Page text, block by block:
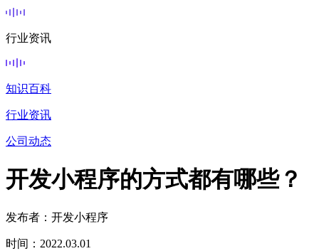
行业资讯
知识百科
行业资讯
公司动态
开发小程序的方式都有哪些？
发布者：开发小程序
时间：2022.03.01